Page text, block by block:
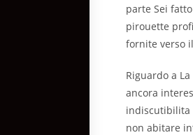
parte Sei
pirouette
fornite verso
Riguardo a
ancora
indiscutibilita
non abitare